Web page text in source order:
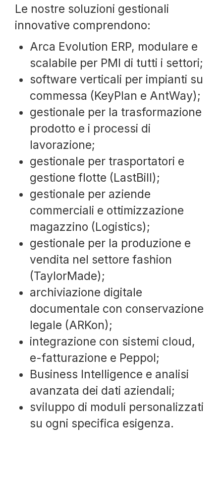
Le nostre soluzioni gestionali
innovative comprendono:
Arca Evolution ERP, modulare e
scalabile per PMI di tutti i settori;
software verticali per impianti su
commessa (KeyPlan e AntWay);
gestionale per la trasformazione
prodotto e i processi di
lavorazione;
gestionale per trasportatori e
gestione flotte (LastBill);
gestionale per aziende
commerciali e ottimizzazione
magazzino (Logistics);
gestionale per la produzione e
vendita nel settore fashion
(TaylorMade);
archiviazione digitale
documentale con conservazione
legale (ARKon);
integrazione con sistemi cloud,
e-fatturazione e Peppol;
Business Intelligence e analisi
avanzata dei dati aziendali;
sviluppo di moduli personalizzati
su ogni specifica esigenza.